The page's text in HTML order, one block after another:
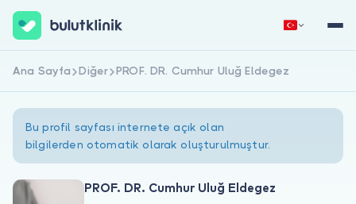
Hemen Kaydol Giriş Yap
Ana Sayfa Diğer PROF. DR. Cumhur Uluğ Eldegez
Bu profil sayfası internete açık olan
bilgilerden otomatik olarak oluşturulmuştur.
PROF. DR. Cumhur Uluğ Eldegez